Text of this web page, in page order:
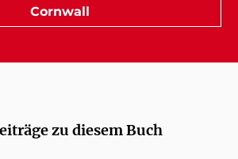
Cornwall
zu diesem Buch